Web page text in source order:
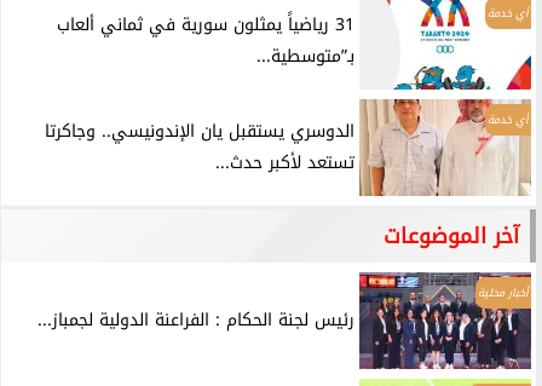
أي خدمة
31 رياضياً يمثلون سورية في ثماني ألعاب
بـ”متوسطية...
أي خدمة
الدوسري يستقبل يان الإندونيسي.. وجاكرتا
تستعد لأكبر حدث...
آخر الموضوعات
أخبار محلية
رئيس لجنة الحكام : الفراعنة الدولية لجمباز...